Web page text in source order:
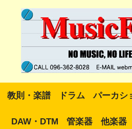
教則・楽譜 ドラム パーカシ
DAW・DTM 管楽器 他楽器